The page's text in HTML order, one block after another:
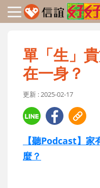
單「生」
在一身？
更新 : 2025-02-17
【聽Podcast】
麼？